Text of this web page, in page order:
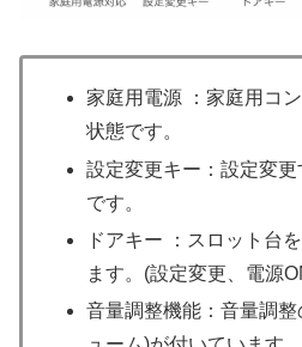
家庭用電源 ：家庭用コ
状態です。
設定変更キー：設定変
です。
ドアキー ：スロット台
ます。(設定変更、電源
音量調整機能：音量調整